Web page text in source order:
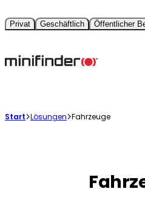
Privat Geschäftlich Öffentlicher
Start Lösungen Fahrzeuge